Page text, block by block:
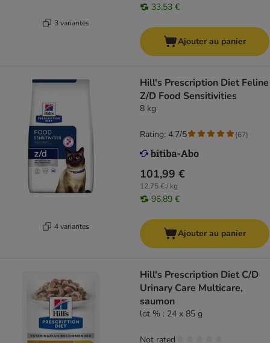
3 variantes
33,53 €
Ajouter au panier
4 variantes
Hill's Prescription Diet Feline
Z/D Food Sensitivities
8 kg
101,99 €
12,75 € / kg
96,89 €
Rating: 4.7/5 (67)
Ajouter au panier
Hill's Prescription Diet C/D
Urinary Care Multicare,
saumon
lot % : 24 x 85 g
Not rated